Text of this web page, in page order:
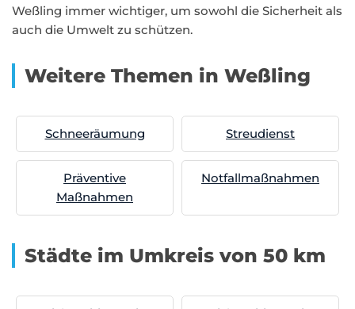
Weßling immer wichtiger, um sowohl die Sicherheit als
auch die Umwelt zu schützen.
Weitere Themen in Weßling
Schneeräumung Streudienst
Präventive
Maßnahmen
Notfallmaßnahmen
Städte im Umkreis von 50 km